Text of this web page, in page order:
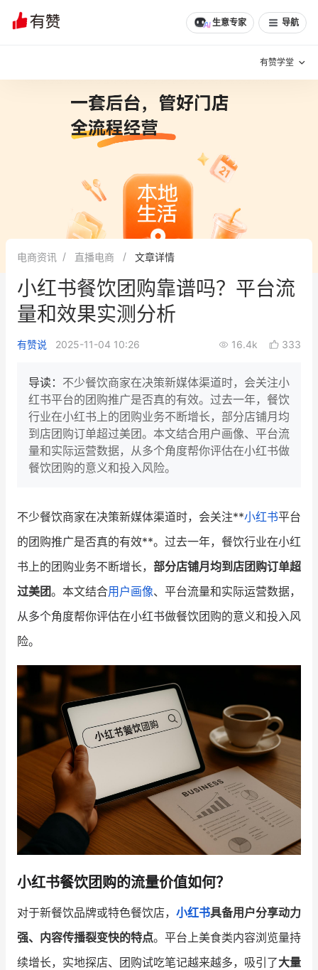
生意专家 导航
有赞学堂
增长方法
有赞专家说
新零售最佳实践
面对面聊增长
新零售大会 新零售茶会
增长产品指南
智库 产品场景库
产品更新动态 帮助中心
新零售资讯
培训课程
增长俱乐部
增长俱乐部 有赞商盟
商家社区 社群交流
合作共进
入驻有赞 认证代理商
认证服务商 设计服务商
文章 问诊 分享
电商资讯 直播电商 文章详情
小红书餐饮团购靠谱吗？平台流
量和效果实测分析
有赞说 2025-11-04 10:26 16.4k 333
导读： 不少餐饮商家在决策新媒体渠道时，会关注小
红书平台的团购推广是否真的有效。过去一年，餐饮
行业在小红书上的团购业务不断增长，部分店铺月均
到店团购订单超过美团。本文结合用户画像、平台流
量和实际运营数据，从多个角度帮你评估在小红书做
餐饮团购的意义和投入风险。
不少餐饮商家在决策新媒体渠道时，会关注**小红书平台
的团购推广是否真的有效**。过去一年，餐饮行业在小红
书上的团购业务不断增长， 部分店铺月均到店团购订单超
过美团。本文结合用户画像、平台流量和实际运营数据，
从多个角度帮你评估在小红书做餐饮团购的意义和投入风
险。
小红书餐饮团购的流量价值如何？
对于新餐饮品牌或特色餐饮店， 小红书具备用户分享动力
强、内容传播裂变快的特点。平台上美食类内容浏览量持
续增长，实地探店、团购试吃笔记越来越多，吸引了大量